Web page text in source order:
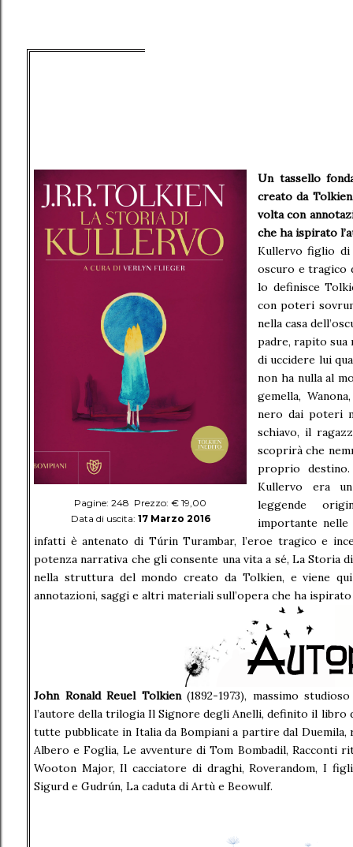
Pagine: 248 Prezzo: € 19,00
Data di uscita: 17 Marzo 2016
Un tassello
creato da
volta con
che ha ispirato
Kullervo figlio
oscuro e tragico
lo definisce
con poteri
nella casa
padre, rapito sua
di uccidere lui
non ha nulla al
gemella,
nero dai poteri
schiavo, il
scoprirà che
proprio
Kullervo era
leggende
importante nelle
infatti è antenato di Túrin Turambar, l’eroe tragico e
potenza narrativa che gli consente una vita a sé, La Storia
nella struttura del mondo creato da Tolkien, e viene
annotazioni, saggi e altri materiali sull’opera che ha ispirato
John Ronald Reuel Tolkien (1892-1973), massimo
l’autore della trilogia Il Signore degli Anelli, definito il libro
tutte pubblicate in Italia da Bompiani a partire dal
Albero e Foglia, Le avventure di Tom Bombadil, Racconti
Wooton Major, Il cacciatore di draghi, Roverandom, I
Sigurd e Gudrún, La caduta di Artù e Beowulf.